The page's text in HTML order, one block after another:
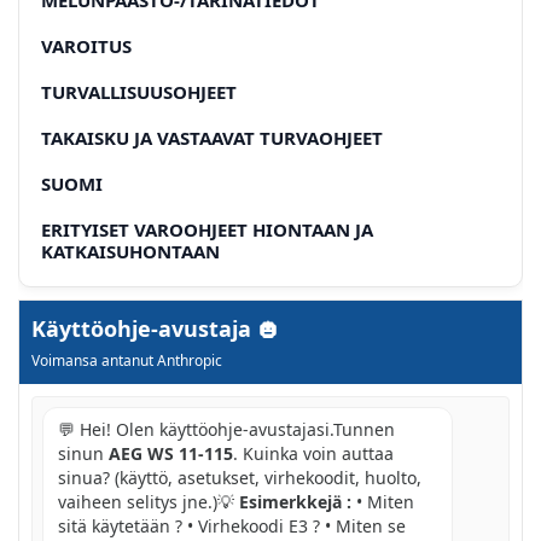
VAROITUS
TURVALLISUUSOHJEET
TAKAISKU JA VASTAAVAT TURVAOHJEET
SUOMI
ERITYISET VAROOHJEET HIONTAAN JA
KATKAISUHONTAAN
MUITA KATKAISUHIONTAAN LIITTYVIÄ
ERITYISVARO-OHJEITA
ERITYISET VAROOHJEET HIEKKAPAPERIHIONTAAN
VERKKOLIITÄNTÄ
TODISTUS CE-STANDARDINMUKAISUUDESTA
Käyttöohje-avustaja
Voimansa antanut Anthropic
💬 Hei! Olen käyttöohje-avustajasi.Tunnen
sinun AEG WS 11-115. Kuinka voin auttaa
sinua? (käyttö, asetukset, virhekoodit, huolto,
vaiheen selitys jne.)💡 Esimerkkejä : • Miten
sitä käytetään ? • Virhekoodi E3 ? • Miten se